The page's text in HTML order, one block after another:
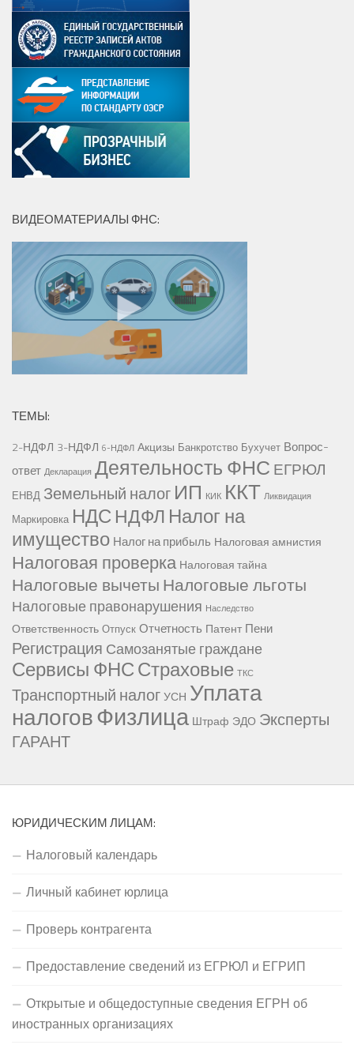
ВИДЕОМАТЕРИАЛЫ ФНС:
ТЕМЫ:
2-НДФЛ 3-НДФЛ 6-НДФЛ Акцизы Банкротство Бухучет Вопрос-
ответ Декларация Деятельность ФНС ЕГРЮЛ
ЕНВД Земельный налог ИП КИК ККТ Ликвидация
Маркировка НДС НДФЛ Налог на
имущество Налог на прибыль Налоговая амнистия
Налоговая проверка Налоговая тайна
Налоговые вычетыНалоговые льготы
Налоговые правонарушения Наследство
Ответственность Отпуск Отчетность Патент Пени
Регистрация Самозанятые граждане
Сервисы ФНССтраховые ТКС
Транспортный налогУСН Уплата
налоговФизлица Штраф ЭДО Эксперты
ГАРАНТ
ЮРИДИЧЕСКИМ ЛИЦАМ:
Налоговый календарь
Личный кабинет юрлица
Проверь контрагента
Предоставление сведений из ЕГРЮЛ и ЕГРИП
Открытые и общедоступные сведения ЕГРН об
иностранных организациях